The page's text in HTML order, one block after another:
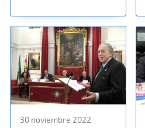
30 noviembre 2022